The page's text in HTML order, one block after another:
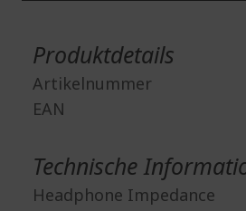
Produktdetails
Artikelnummer
EAN
Technische
Headphone Impedance